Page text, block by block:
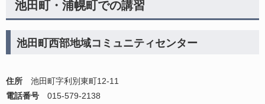
池田町・浦幌町での講習
池田町西部地域コミュニティセンター
住所 池田町字利別東町12-11
電話番号 015‐579‐2138